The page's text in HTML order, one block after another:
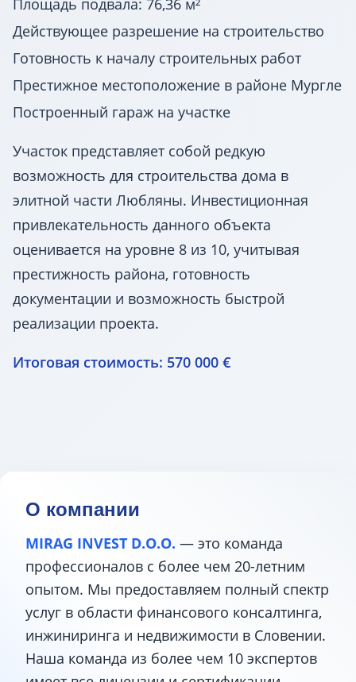
Действующее разрешение на строительство
Готовность к началу строительных работ
Престижное местоположение в районе Мургле
Построенный гараж на участке
Участок представляет собой редкую
возможность для строительства дома в
элитной части Любляны. Инвестиционная
привлекательность данного объекта
оценивается на уровне 8 из 10, учитывая
престижность района, готовность
документации и возможность быстрой
реализации проекта.
Итоговая стоимость: 570 000 €
О компании
MIRAG INVEST D.O.O. — это команда
профессионалов с более чем 20-летним
опытом. Мы предоставляем полный спектр
услуг в области финансового консалтинга,
инжиниринга и недвижимости в Словении.
Наша команда из более чем 10 экспертов